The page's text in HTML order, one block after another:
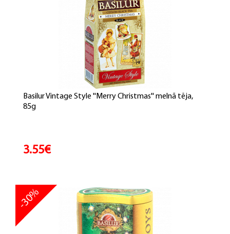
Basilur Vintage Style ''Merry Christmas'' melnā tēja,
85g
3.55€
-30%